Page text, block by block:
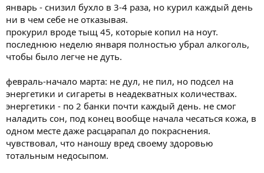
январь - снизил бухло в 3-4 раза, но курил каждый день
ни в чем себе не отказывая.
прокурил вроде тыщ 45, которые копил на ноут.
последнюю неделю января полностью убрал алкоголь,
чтобы было легче не дуть.
февраль-начало марта: не дул, не пил, но подсел на
энергетики и сигареты в неадекватных количествах.
энергетики - по 2 банки почти каждый день. не смог
наладить сон, под конец вообще начала чесаться кожа, в
одном месте даже расцарапал до покраснения.
чувствовал, что наношу вред своему здоровью
тотальным недосыпом.